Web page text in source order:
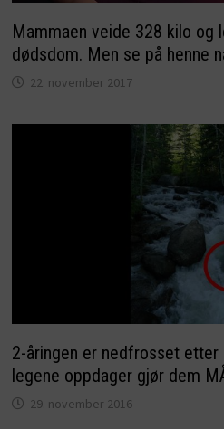
Mammaen veide 328 kilo og
dødsdom. Men se på henne
22. november 2017
2-åringen er nedfrosset etter
legene oppdager gjør dem
29. november 2016